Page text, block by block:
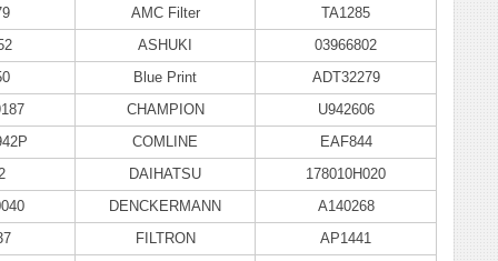
AMC Filter
TA1285
ASHUKI
03966802
Blue Print
ADT32279
CHAMPION
U942606
COMLINE
EAF844
DAIHATSU
178010H020
DENCKERMANN
A140268
FILTRON
AP1441